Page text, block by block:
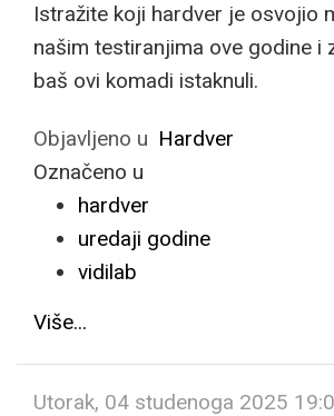
Istražite koji hardver je osvojio
našim testiranjima ove godine i
baš ovi komadi istaknuli.
Objavljeno u Hardver
Označeno u
hardver
uredaji godine
vidilab
Više...
Utorak, 04 studenoga 2025